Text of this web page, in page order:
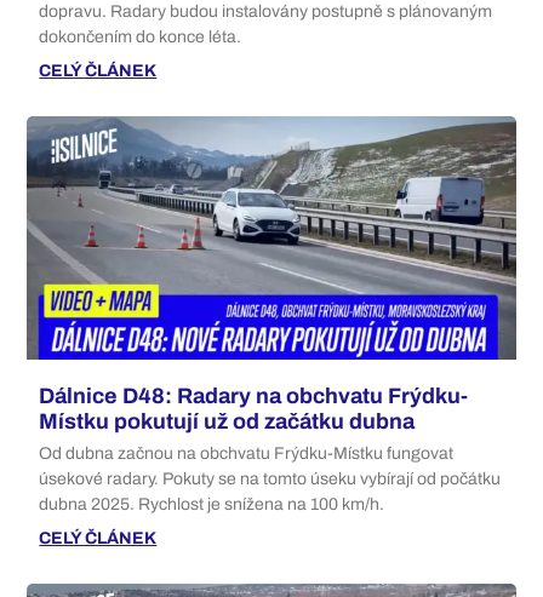
dopravu. Radary budou instalovány postupně s plánovaným
dokončením do konce léta.
CELÝ ČLÁNEK
Dálnice D48: Radary na obchvatu Frýdku-
Místku pokutují už od začátku dubna
Od dubna začnou na obchvatu Frýdku-Místku fungovat
úsekové radary. Pokuty se na tomto úseku vybírají od počátku
dubna 2025. Rychlost je snížena na 100 km/h.
CELÝ ČLÁNEK